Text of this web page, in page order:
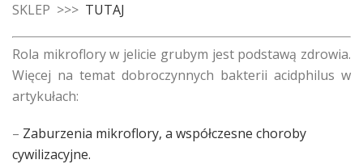
SKLEP >>> TUTAJ
Rola mikroflory w jelicie grubym jest podstawą zdrowia.
Więcej na temat dobroczynnych bakterii acidphilus w
artykułach:
– Zaburzenia mikroflory, a współczesne choroby
cywilizacyjne.